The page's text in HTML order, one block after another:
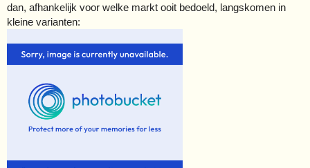
dan, afhankelijk voor welke markt ooit bedoeld, langskomen in
kleine varianten: